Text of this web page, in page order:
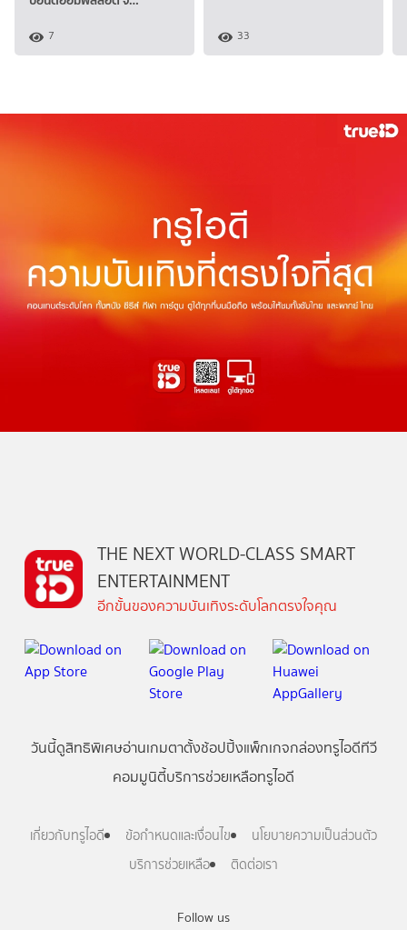
7 33
Follow us
THE NEXT WORLD-CLASS SMART
ENTERTAINMENT
อีกขั้นของความบันเทิงระดับโลกตรงใจคุณ
วันนี้ดูสิทธิพิเศษอ่านเกมตาตั้งช้อปปิ้งแพ็กเกจกล่องทรูไอดีทีวี
คอมมูนิตี้บริการช่วยเหลือทรูไอดี
เกี่ยวกับทรูไอดี ข้อกำหนดและเงื่อนไข
นโยบายความเป็นส่วนตัว
บริการช่วยเหลือ
ติดต่อเรา